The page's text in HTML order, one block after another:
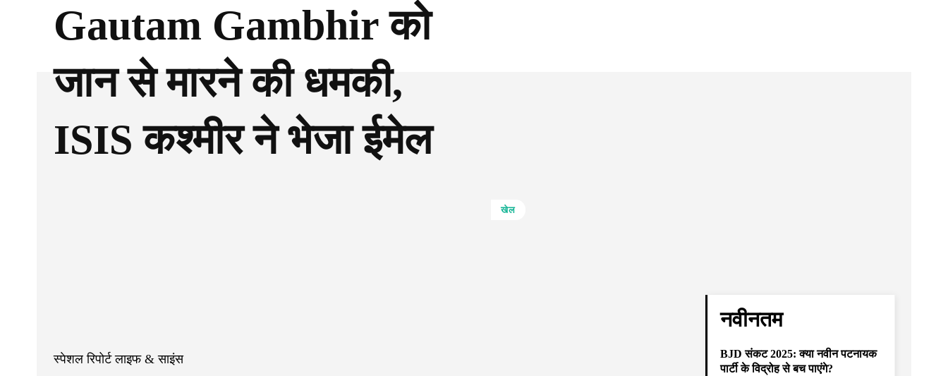
Gautam Gambhir को
जान से मारने की धमकी,
ISIS कश्मीर ने भेजा ईमेल
खेल
स्पेशल रिपोर्ट लाइफ & साइंस
नवीनतम
BJD संकट 2025: क्या नवीन पटनायक
पार्टी के विद्रोह से बच पाएंगे?